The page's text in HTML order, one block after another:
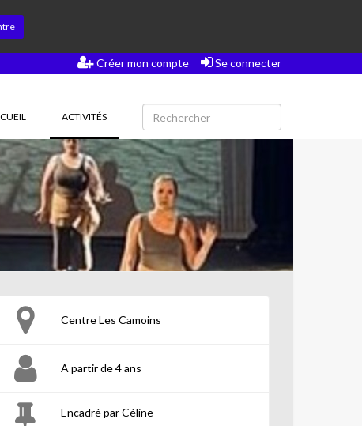
Créer mon compte Se connecter
ACTIVITÉS(CURRENT)
Centre Les Camoins
A partir de 4 ans
Encadré par Céline